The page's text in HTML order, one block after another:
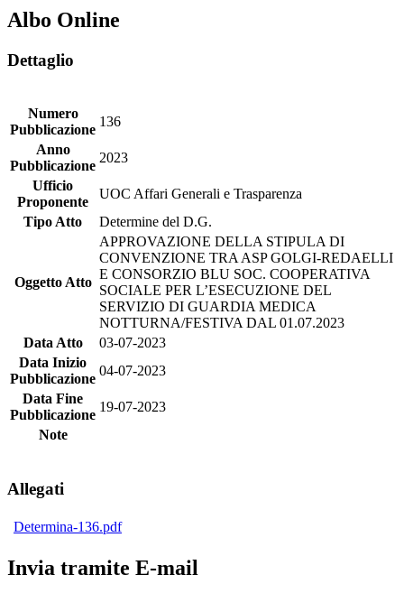
Albo Online
Dettaglio
Numero
Pubblicazione
136
Anno
Pubblicazione
2023
Ufficio
Proponente
UOC Affari Generali e Trasparenza
Tipo Atto
Determine del D.G.
Oggetto Atto
APPROVAZIONE DELLA STIPULA DI
CONVENZIONE TRA ASP GOLGI-REDAELLI
E CONSORZIO BLU SOC. COOPERATIVA
SOCIALE PER L’ESECUZIONE DEL
SERVIZIO DI GUARDIA MEDICA
NOTTURNA/FESTIVA DAL 01.07.2023
Data Atto
03-07-2023
Data Inizio
Pubblicazione
04-07-2023
Data Fine
Pubblicazione
19-07-2023
Note
Allegati
Determina-136.pdf
Invia tramite E-mail